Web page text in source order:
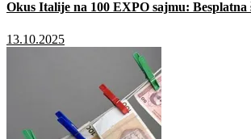
Okus Italije na 100 EXPO sajmu:
13.10.2025